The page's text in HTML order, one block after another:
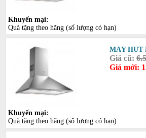
Khuyến mại:
Quà tặng theo hãng (số lượng có hạn)
MÁY HÚT
Giá cũ:
Giá mới:
Khuyến mại:
Quà tặng theo hãng (số lượng có hạn)